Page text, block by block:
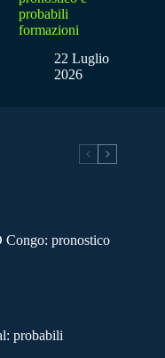
probabili
formazioni
22 Luglio
2026
pronostico
probabili